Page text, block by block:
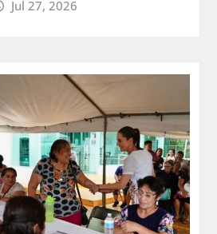
Jul 27, 2026